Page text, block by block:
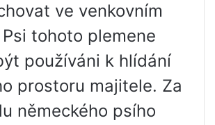
ve venkovním
tohoto plemene
používáni k hlídání
prostoru majitele. Za
německého psího